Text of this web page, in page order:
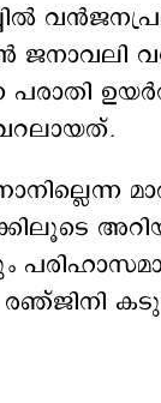
പരാതി